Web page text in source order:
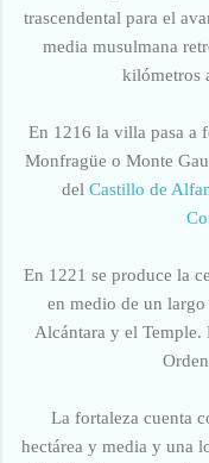
trascendental para el
media musulmana
kilómetros
En 1216 la villa pasa a
Monfragüe o Monte
del Castillo de
En 1221 se produce la
en medio de un
Alcántara y el
La fortaleza cuenta
hectárea y media y una